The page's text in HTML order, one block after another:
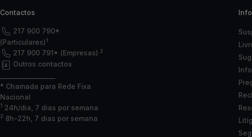
Contactos
217 900 790*
(Particulares)1
217 900 791* (Empresas) 2
Outros contactos
* Chamada para Rede Fixa
Nacional
1 24h/dia, 7 dias por semana
2 8h-22h, 7 dias por semana